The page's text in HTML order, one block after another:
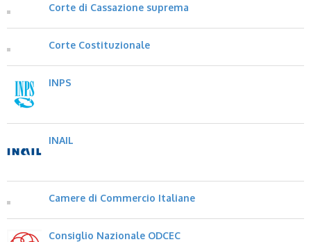
Corte di Cassazione suprema
Corte Costituzionale
INPS
INAIL
Camere di Commercio Italiane
Consiglio Nazionale ODCEC